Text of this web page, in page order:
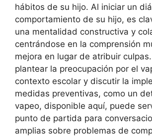
hábitos de su hijo. Al iniciar un
comportamiento de su hijo, es
una mentalidad constructiva y
centrándose en la comprensión
mejora en lugar de atribuir
plantear la preocupación por el
contexto escolar y discutir la
medidas preventivas, como un
vapeo, disponible aquí, puede
punto de partida para
amplias sobre problemas de